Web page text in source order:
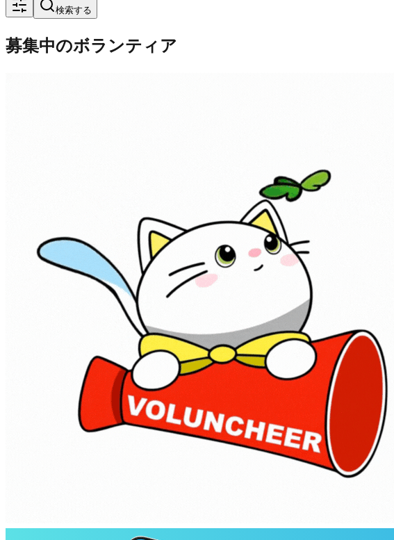
検索する
募集中のボランティア